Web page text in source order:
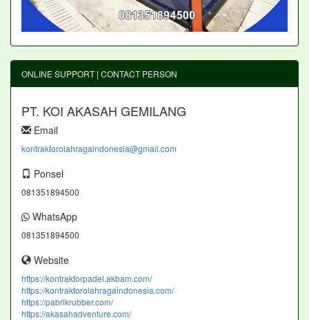
ONLINE SUPPORT | CONTACT PERSON
PT. KOI AKASAH GEMILANG
Email
kontraktorolahragaindonesia@gmail.com
Ponsel
081351894500
WhatsApp
081351894500
Website
https://kontraktorpadel.akbam.com/
https://kontraktorolahragaindonesia.com/
https://pabrikrubber.com/
https://akasahadventure.com/